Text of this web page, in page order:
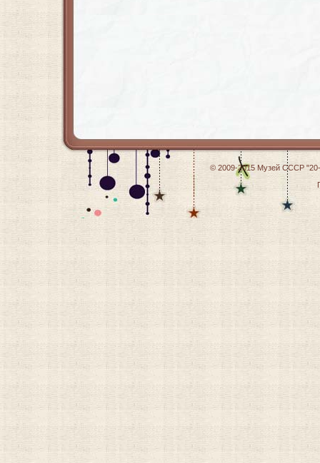
© 2009-2015 Музей СССР